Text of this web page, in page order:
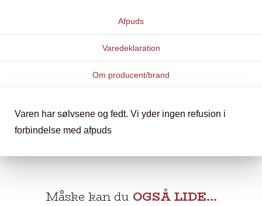
Afpuds
Varedeklaration
Om producent/brand
Varen har sølvsene og fedt. Vi yder ingen refusion i
forbindelse med afpuds
Måske kan du OGSÅ LIDE…